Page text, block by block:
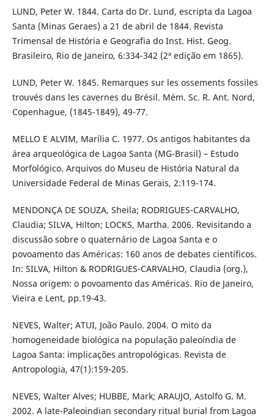
LUND, Peter W. 1844. Carta do Dr. Lund, escripta da Lagoa
Santa (Minas Geraes) a 21 de abril de 1844. Revista
Trimensal de História e Geografia do Inst. Hist. Geog.
Brasileiro, Rio de Janeiro, 6:334-342 (2ª edição em 1865).
LUND, Peter W. 1845. Remarques sur les ossements fossiles
trouvés dans les cavernes du Brésil. Mém. Sc. R. Ant. Nord,
Copenhague, (1845-1849), 49-77.
MELLO E ALVIM, Marília C. 1977. Os antigos habitantes da
área arqueológica de Lagoa Santa (MG-Brasil) – Estudo
Morfológico. Arquivos do Museu de História Natural da
Universidade Federal de Minas Gerais, 2:119-174.
MENDONÇA DE SOUZA, Sheila; RODRIGUES-CARVALHO,
Claudia; SILVA, Hilton; LOCKS, Martha. 2006. Revisitando a
discussão sobre o quaternário de Lagoa Santa e o
povoamento das Américas: 160 anos de debates científicos.
In: SILVA, Hilton & RODRIGUES-CARVALHO, Claudia (org.),
Nossa origem: o povoamento das Américas. Rio de Janeiro,
Vieira e Lent, pp.19-43.
NEVES, Walter; ATUI, João Paulo. 2004. O mito da
homogeneidade biológica na população paleoíndia de
Lagoa Santa: implicações antropológicas. Revista de
Antropologia, 47(1):159-205.
NEVES, Walter Alves; HUBBE, Mark; ARAUJO, Astolfo G. M.
2002. A late-Paleoindian secondary ritual burial from Lagoa